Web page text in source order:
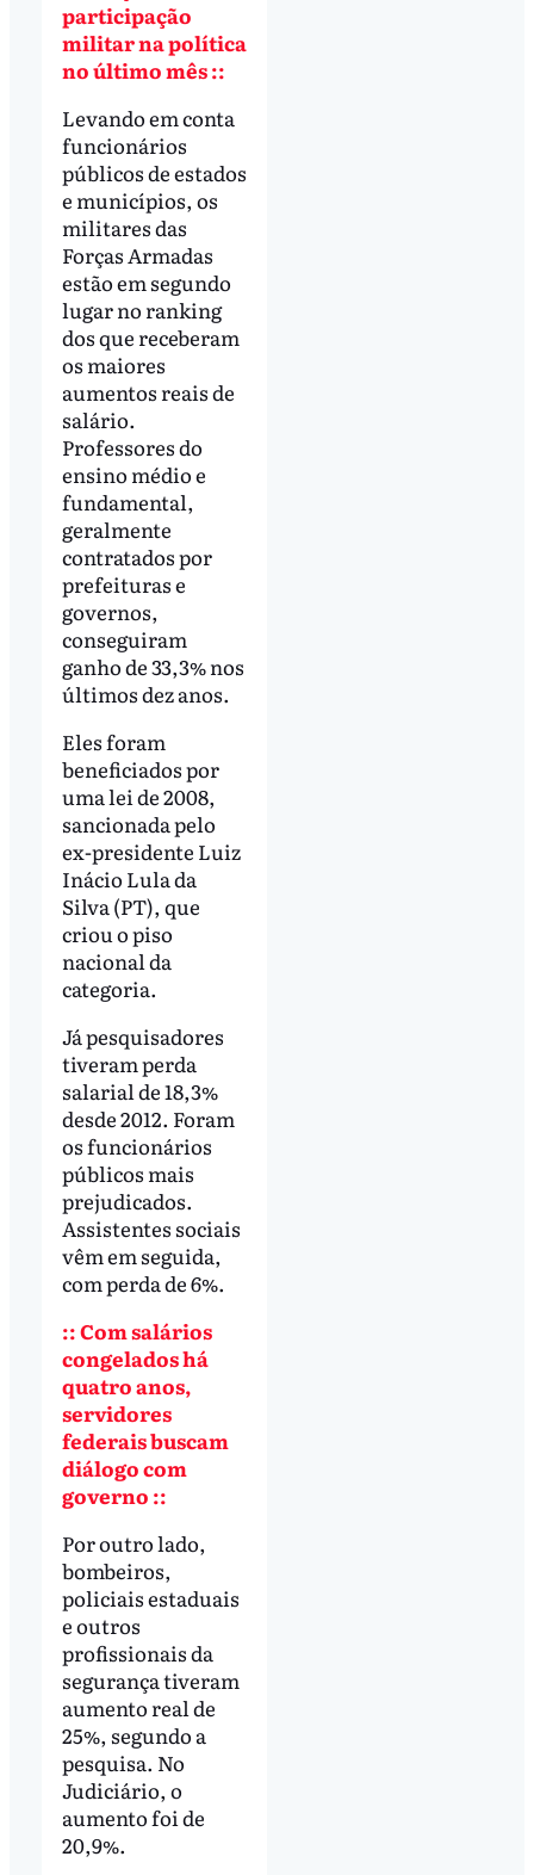
participação
militar na política
no último mês ::
Levando em conta
funcionários
públicos de estados
e municípios, os
militares das
Forças Armadas
estão em segundo
lugar no ranking
dos que receberam
os maiores
aumentos reais de
salário.
Professores do
ensino médio e
fundamental,
geralmente
contratados por
prefeituras e
governos,
conseguiram
ganho de 33,3% nos
últimos dez anos.
Eles foram
beneficiados por
uma lei de 2008,
sancionada pelo
ex-presidente Luiz
Inácio Lula da
Silva (PT), que
criou o piso
nacional da
categoria.
Já pesquisadores
tiveram perda
salarial de 18,3%
desde 2012. Foram
os funcionários
públicos mais
prejudicados.
Assistentes sociais
vêm em seguida,
com perda de 6%.
:: Com salários
congelados há
quatro anos,
servidores
federais buscam
diálogo com
governo ::
Por outro lado,
bombeiros,
policiais estaduais
e outros
profissionais da
segurança tiveram
aumento real de
25%, segundo a
pesquisa. No
Judiciário, o
aumento foi de
20,9%.